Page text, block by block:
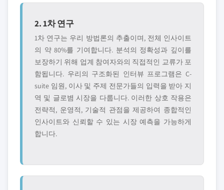
2. 1차 연구
1차 연구는 우리 방법론의 추출이며, 전체 인사이트
의 약 80%를 기여합니다. 분석의 정확성과 깊이를
보장하기 위해 업계 참여자와의 직접적인 교류가 포
함됩니다. 우리의 구조화된 인터뷰 프로그램은 C-
suite 임원, 이사 및 주제 전문가들의 입력을 받아 지
역 및 글로볌 시장을 다룹니다. 이러한 상호 작용은
전략적, 운영적, 기술적 관점을 제공하여 종합적인
인사이트와 신뢰할 수 있는 시장 예측을 가능하게
합니다.